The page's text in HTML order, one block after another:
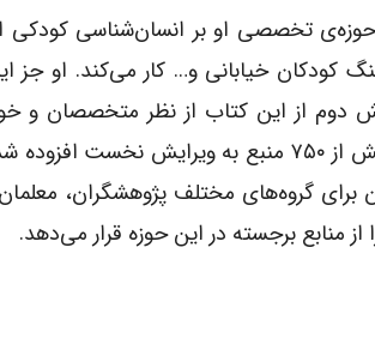
حوزه‌ی تخصصی او بر انسان‌شناسی
کودکان خیابانی و… کار می‌کند. او جز
دوم از این کتاب از نظر متخصصان و
غنی‌تر، جامعه‌تر و دربرگیرنده‌ی کتاب‌شناسی بسیار پرباری است که بیش از ۷۵۰ منبع
برای گروه‌های مختلف پژوهشگران،
منابع برجسته در این حوزه قرار می‌دهد.